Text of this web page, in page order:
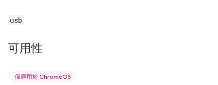
usb
可用性
僅適用於 ChromeOS